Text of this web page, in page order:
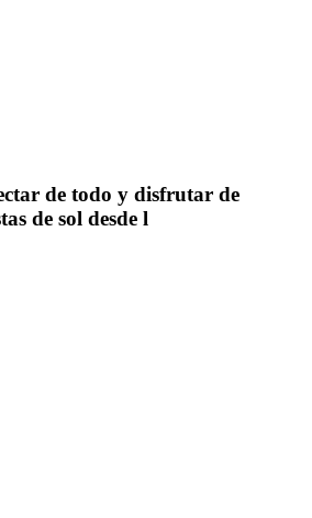
de todo y disfrutar de
de sol desde l